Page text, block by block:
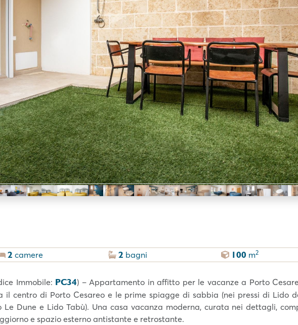
2 camere 2 bagni 100 m2
Immobile: PC34) – Appartamento in affitto per le vacanze a Porto
centro di Porto Cesareo e le prime spiagge di sabbia (nei pressi di Lido
Dune e Lido Tabù). Una casa vacanza moderna, curata nei dettagli,
e spazio esterno antistante e retrostante.